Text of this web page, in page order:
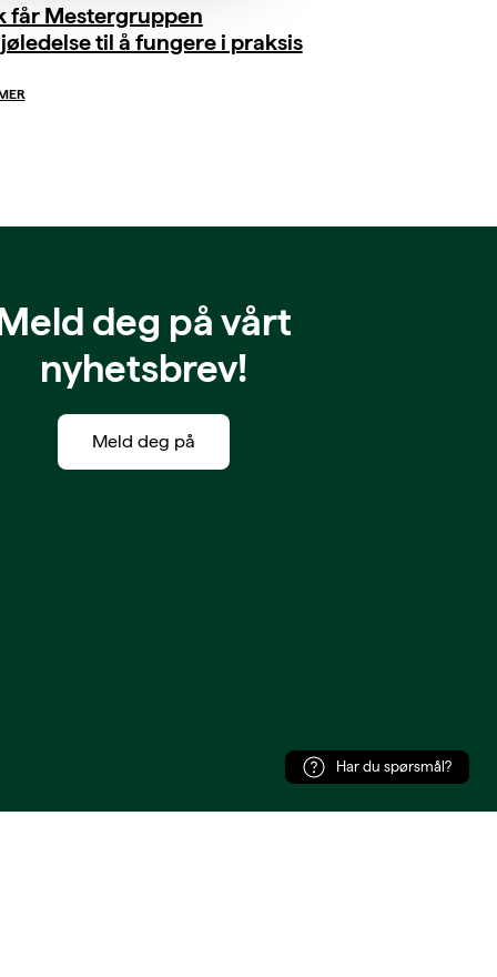
får Mestergruppen
til å fungere i praksis
deg på vårt
nyhetsbrev!
Meld deg på
Har du spørsmål?